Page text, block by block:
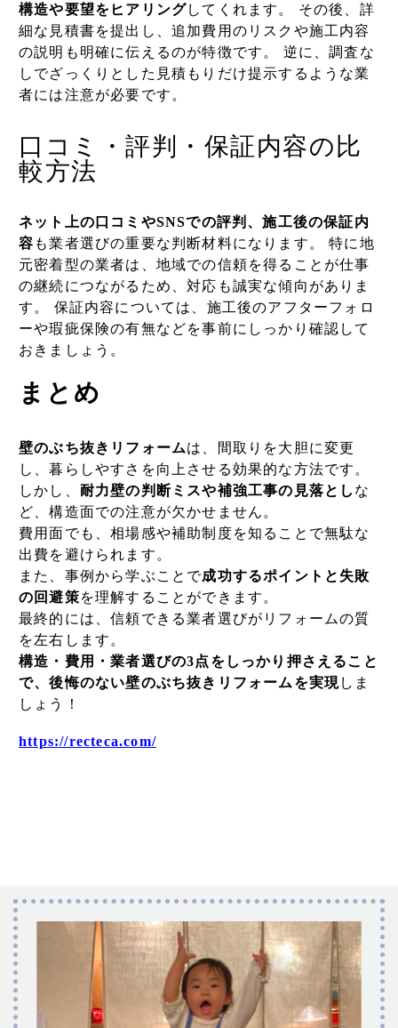
構造や要望をヒアリングしてくれます。 その後、詳
細な見積書を提出し、追加費用のリスクや施工内容
の説明も明確に伝えるのが特徴です。 逆に、調査な
しでざっくりとした見積もりだけ提示するような業
者には注意が必要です。
口コミ・評判・保証内容の比
較方法
ネット上の口コミやSNSでの評判、施工後の保証内
容 も業者選びの重要な判断材料になります。 特に地
元密着型の業者は、地域での信頼を得ることが仕事
の継続につながるため、対応も誠実な傾向がありま
す。 保証内容については、施工後のアフターフォロ
ーや瑕疵保険の有無などを事前にしっかり確認して
おきましょう。
まとめ
壁のぶち抜きリフォームは、間取りを大胆に変更
し、暮らしやすさを向上させる効果的な方法です。
しかし、 耐力壁の判断ミスや補強工事の見落とし な
ど、構造面での注意が欠かせません。
費用面でも、相場感や補助制度を知ることで無駄な
出費を避けられます。
また、事例から学ぶことで成功するポイントと失敗
の回避策を理解することができます。
最終的には、信頼できる業者選びがリフォームの質
を左右します。
構造・費用・業者選びの3点をしっかり押さえること
で、後悔のない壁のぶち抜きリフォームを実現しま
しょう！
https://recteca.com/